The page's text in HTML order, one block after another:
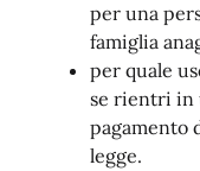
per una
famiglia
per quale
se rientri in
pagamento
legge.